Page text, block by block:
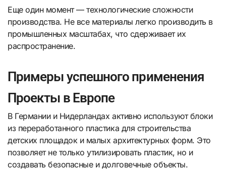
Еще один момент — технологические сложности
производства. Не все материалы легко производить в
промышленных масштабах, что сдерживает их
распространение.
Примеры успешного применения
Проекты в Европе
В Германии и Нидерландах активно используют блоки
из переработанного пластика для строительства
детских площадок и малых архитектурных форм. Это
позволяет не только утилизировать пластик, но и
создавать безопасные и долговечные объекты.